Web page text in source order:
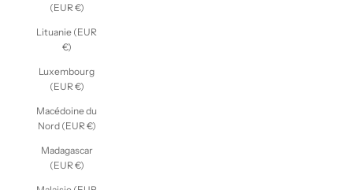
(EUR €)
Lituanie (EUR
€)
Luxembourg
(EUR €)
Macédoine du
Nord (EUR €)
Madagascar
(EUR €)